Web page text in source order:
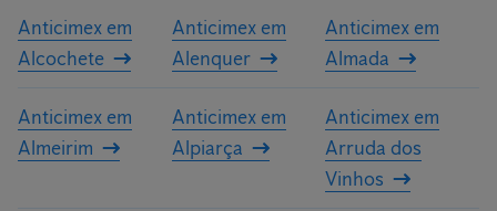
Anticimex em
Alcochete
Anticimex em
Alenquer
Anticimex em
Almada
Anticimex em
Almeirim
Anticimex em
Alpiarça
Anticimex em
Arruda dos
Vinhos